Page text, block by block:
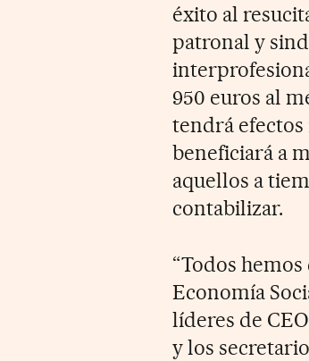
éxito al
patronal y
950 euros al
tendrá efectos
beneficiará a
aquellos a
contabilizar.
“Todos
Economía
líderes de
y los